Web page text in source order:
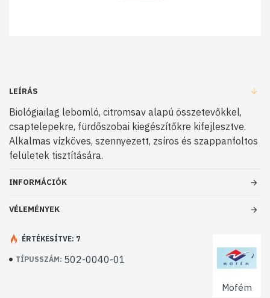
LEÍRÁS
Biológiailag lebomló, citromsav alapú összetevőkkel,
csaptelepekre, fürdőszobai kiegészítőkre kifejlesztve.
Alkalmas vízköves, szennyezett, zsíros és szappanfoltos
felületek tisztítására.
INFORMÁCIÓK
VÉLEMÉNYEK
TÍPUSSZÁM: 502-0040-01
Mofém
ÉRTÉKESÍTVE: 7